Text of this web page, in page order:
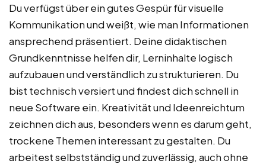
Du verfügst über ein gutes Gespür für visuelle
Kommunikation und weißt, wie man Informationen
ansprechend präsentiert. Deine didaktischen
Grundkenntnisse helfen dir, Lerninhalte logisch
aufzubauen und verständlich zu strukturieren. Du
bist technisch versiert und findest dich schnell in
neue Software ein. Kreativität und Ideenreichtum
zeichnen dich aus, besonders wenn es darum geht,
trockene Themen interessant zu gestalten. Du
arbeitest selbstständig und zuverlässig, auch ohne